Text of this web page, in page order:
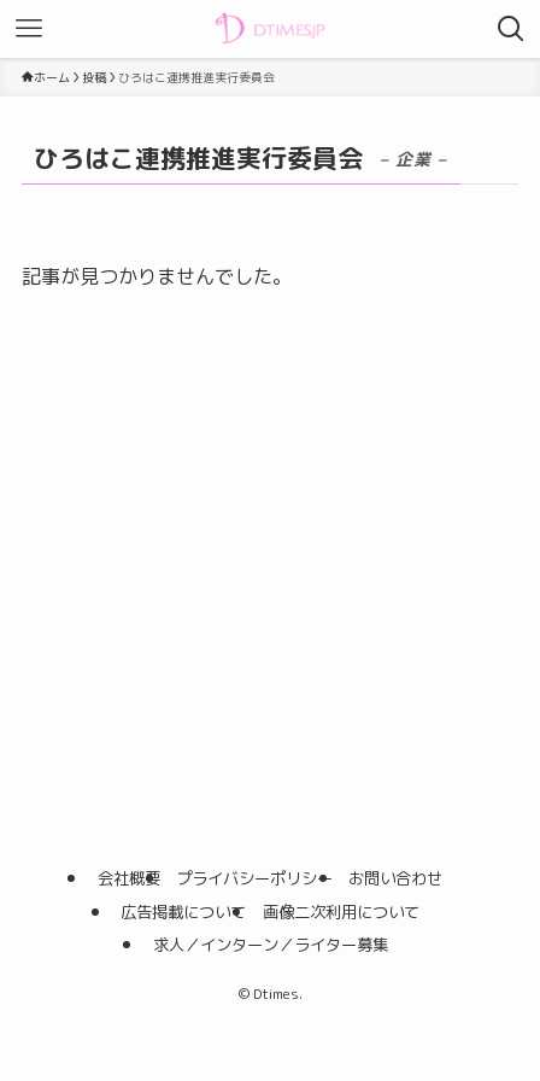
ホーム 投稿 ひろはこ連携推進実行委員会
ひろはこ連携推進実行委員会 – 企業 –
記事が見つかりませんでした。
会社概要 プライバシーポリシー
お問い合わせ
広告掲載について
画像二次利用について
求人／インターン／ライター募集
©Dtimes.